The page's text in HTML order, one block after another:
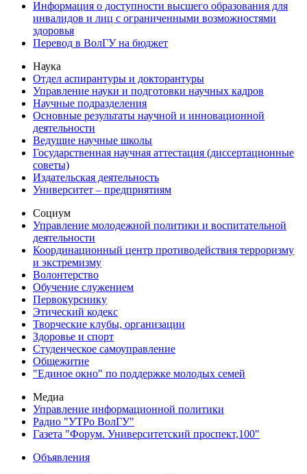
Информация о доступности высшего образования для
инвалидов и лиц с ограниченными возможностями
здоровья
Перевод в ВолГУ на бюджет
Наука
Отдел аспирантуры и докторантуры
Управление науки и подготовки научных кадров
Научные подразделения
Основные результаты научной и инновационной
деятельности
Ведущие научные школы
Государственная научная аттестация (диссертационные
советы)
Издательская деятельность
Университет – предприятиям
Социум
Управление молодежной политики и воспитательной
деятельности
Координационный центр противодействия терроризму
и экстремизму
Волонтерство
Обучение служением
Первокурснику
Этический кодекс
Творческие клубы, организации
Здоровье и спорт
Студенческое самоуправление
Общежитие
"Единое окно" по поддержке молодых семей
Медиа
Управление информационной политики
Радио "УТРо ВолГУ"
Газета "Форум. Университетский проспект,100"
Объявления